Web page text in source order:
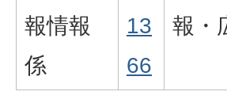
報情報
係
13
66
報・